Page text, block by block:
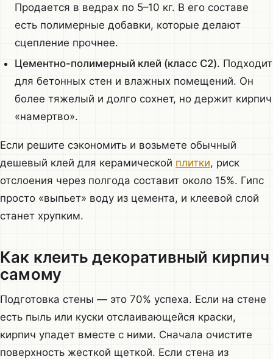
Продается в ведрах по 5–10 кг. В его составе
есть полимерные добавки, которые делают
сцепление прочнее.
Цементно-полимерный клей (класс C2). Подходит
для бетонных стен и влажных помещений. Он
более тяжелый и долго сохнет, но держит кирпич
«намертво».
Если решите сэкономить и возьмете обычный
дешевый клей для керамической плитки, риск
отслоения через полгода составит около 15%. Гипс
просто «выпьет» воду из цемента, и клеевой слой
станет хрупким.
Как клеить декоративный кирпич
самому
Подготовка стены — это 70% успеха. Если на стене
есть пыль или куски отслаивающейся краски,
кирпич упадет вместе с ними. Сначала очистите
поверхность жесткой щеткой. Если стена из